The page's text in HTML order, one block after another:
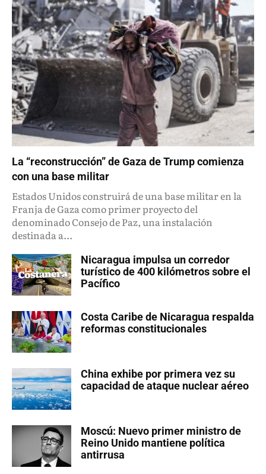
La “reconstrucción” de Gaza de Trump comienza
con una base militar
Estados Unidos construirá de una base militar en la
Franja de Gaza como primer proyecto del
denominado Consejo de Paz, una instalación
destinada a...
Nicaragua impulsa un corredor
turístico de 400 kilómetros sobre el
Pacífico
Costa Caribe de Nicaragua respalda
reformas constitucionales
China exhibe por primera vez su
capacidad de ataque nuclear aéreo
Moscú: Nuevo primer ministro de
Reino Unido mantiene política
antirrusa